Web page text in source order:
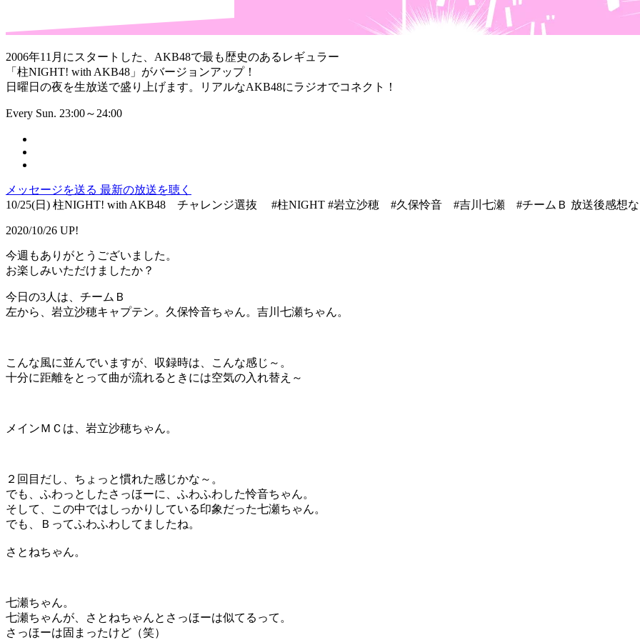
2006年11月にスタートした、AKB48で最も歴史のあるレギュラー
「柱NIGHT! with AKB48」がバージョンアップ！
日曜日の夜を生放送で盛り上げます。リアルなAKB48にラジオでコネクト！
Every Sun. 23:00～24:00
メッセージを送る 最新の放送を聴く
10/25(日) 柱NIGHT! with AKB48 チャレンジ選抜 #柱NIGHT #岩立沙穂 #久保怜音 #吉川七瀬 #チームＢ 放送後感想
2020/10/26 UP!
今週もありがとうございました。
お楽しみいただけましたか？
今日の3人は、チームＢ
左から、岩立沙穂キャプテン。久保怜音ちゃん。吉川七瀬ちゃん。
こんな風に並んでいますが、収録時は、こんな感じ～。
十分に距離をとって曲が流れるときには空気の入れ替え～
メインＭＣは、岩立沙穂ちゃん。
２回目だし、ちょっと慣れた感じかな～。
でも、ふわっとしたさっほーに、ふわふわした怜音ちゃん。
そして、この中ではしっかりしている印象だった七瀬ちゃん。
でも、Ｂってふわふわしてましたね。
さとねちゃん。
七瀬ちゃん。
七瀬ちゃんが、さとねちゃんとさっほーは似てるって。
さっほーは固まったけど（笑）